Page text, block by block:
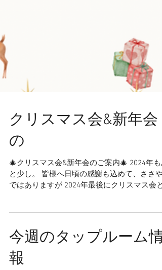
クリスマス会&新年会
の
ではありますが 2024年最後にクリスマス会と
2025年始めに新年会を催します。 皆様のご参
加をお待ちしております。 -‐‐‐‐‐‐ ‪ ꪔ̤クリスマス